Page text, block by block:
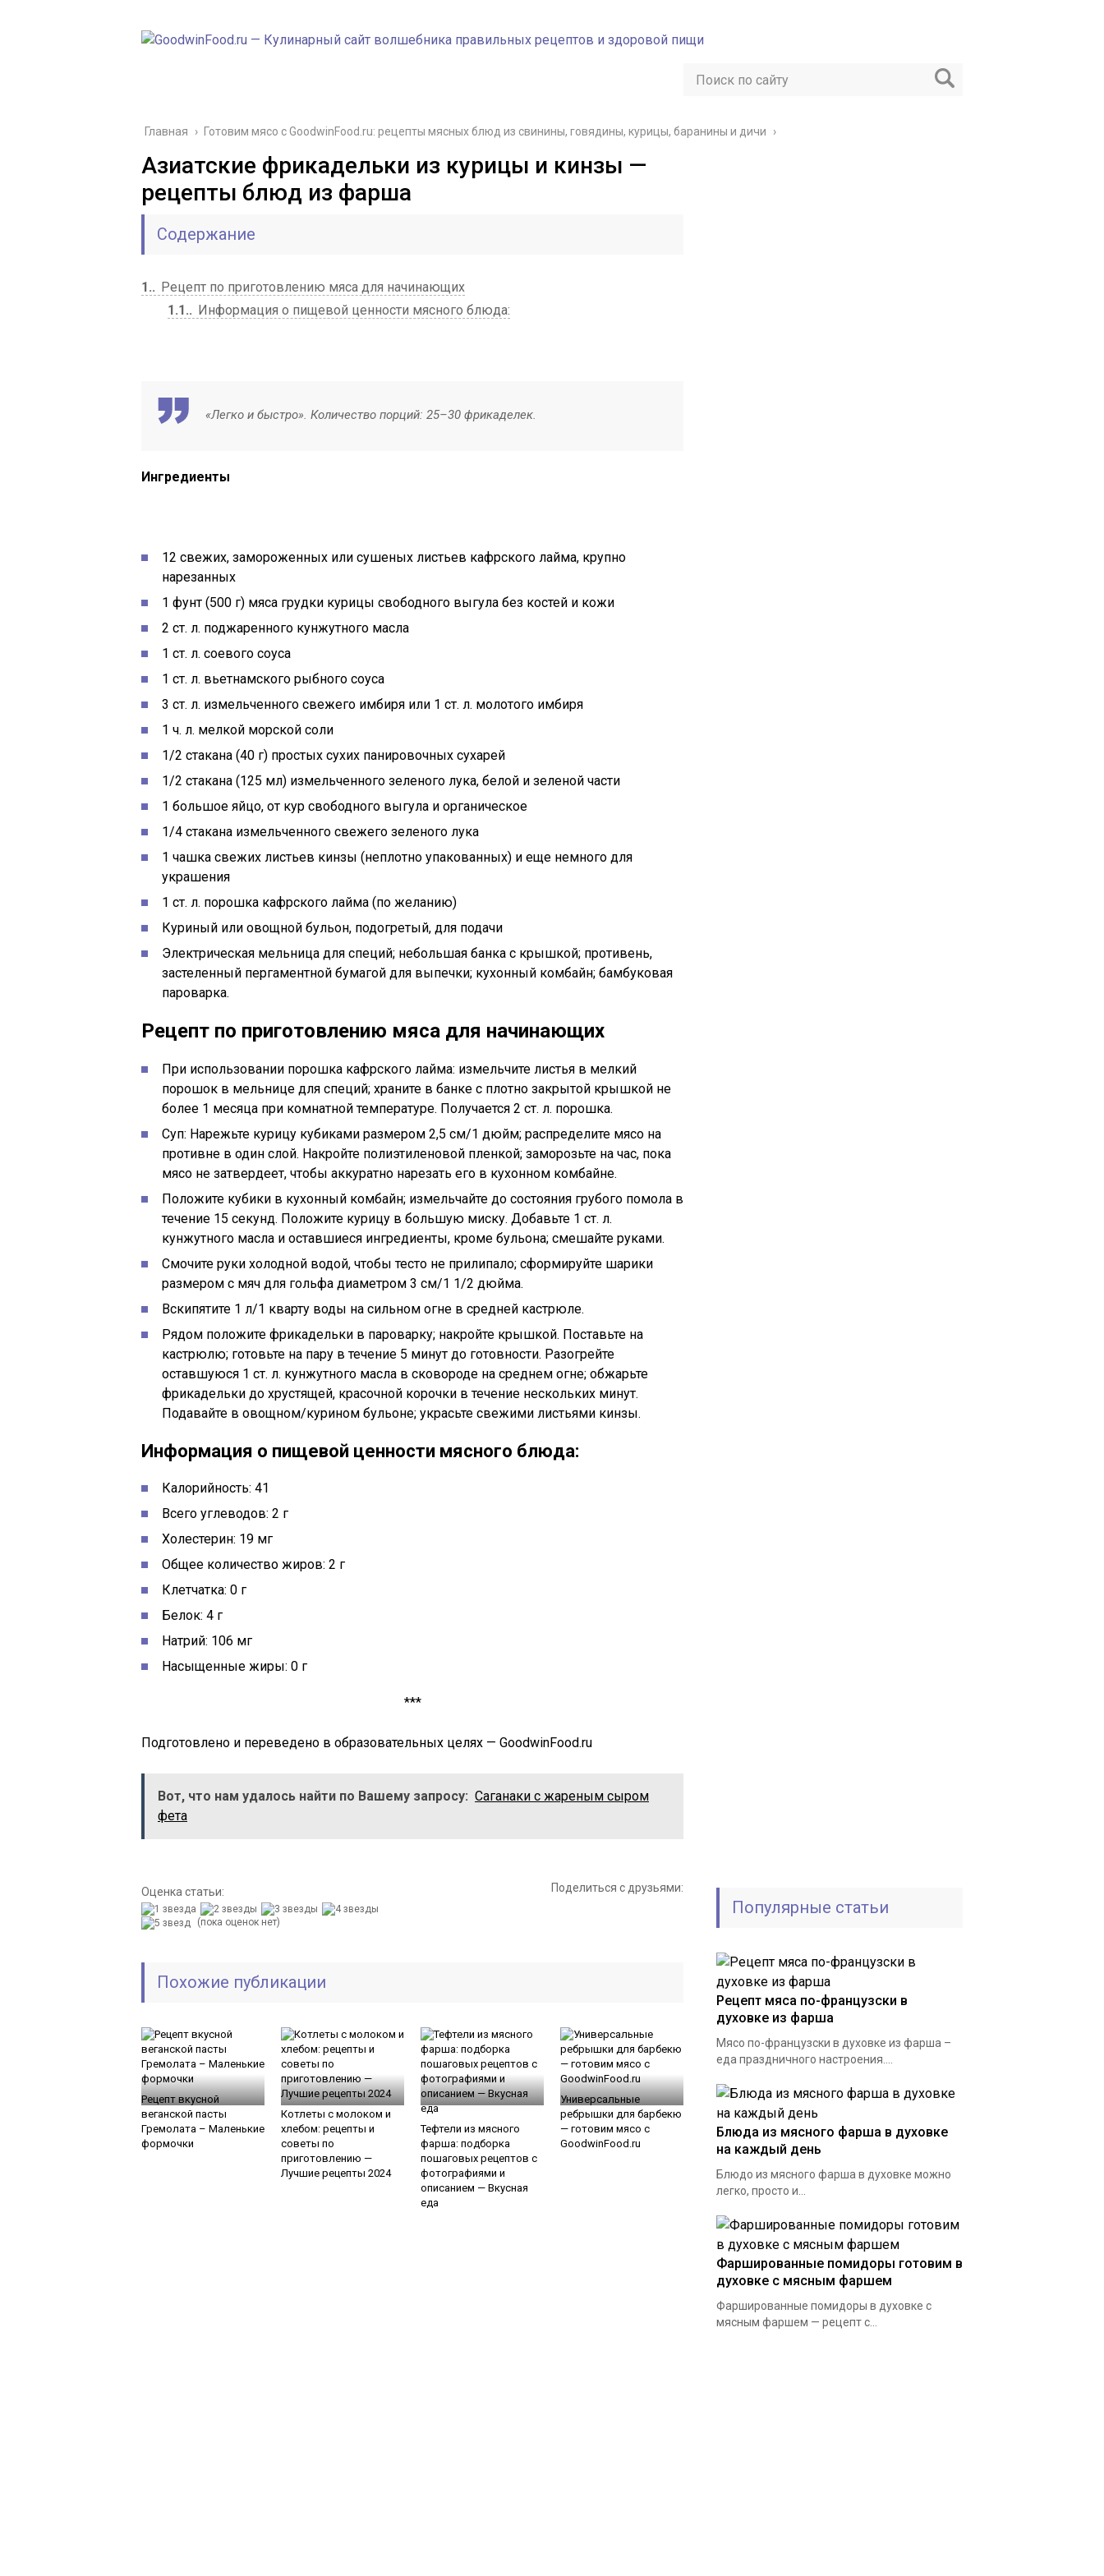
Главная › Готовим мясо с GoodwinFood.ru: рецепты мясных блюд из свинины, говядины, курицы, баранины и дичи ›
Азиатские фрикадельки из курицы и кинзы —
рецепты блюд из фарша
Содержание
1.
Рецепт по приготовлению мяса для начинающих
1.1.
Информация о пищевой ценности мясного блюда:
«Легко и быстро». Количество порций: 25–30 фрикаделек.
Ингредиенты
12 свежих, замороженных или сушеных листьев кафрского лайма, крупно
нарезанных
1 фунт (500 г) мяса грудки курицы свободного выгула без костей и кожи
2 ст. л. поджаренного кунжутного масла
1 ст. л. соевого соуса
1 ст. л. вьетнамского рыбного соуса
3 ст. л. измельченного свежего имбиря или 1 ст. л. молотого имбиря
1 ч. л. мелкой морской соли
1/2 стакана (40 г) простых сухих панировочных сухарей
1/2 стакана (125 мл) измельченного зеленого лука, белой и зеленой части
1 большое яйцо, от кур свободного выгула и органическое
1/4 стакана измельченного свежего зеленого лука
1 чашка свежих листьев кинзы (неплотно упакованных) и еще немного для
украшения
1 ст. л. порошка кафрского лайма (по желанию)
Куриный или овощной бульон, подогретый, для подачи
Электрическая мельница для специй; небольшая банка с крышкой; противень,
застеленный пергаментной бумагой для выпечки; кухонный комбайн; бамбуковая
пароварка.
Рецепт по приготовлению мяса для начинающих
При использовании порошка кафрского лайма: измельчите листья в мелкий
порошок в мельнице для специй; храните в банке с плотно закрытой крышкой не
более 1 месяца при комнатной температуре. Получается 2 ст. л. порошка.
Суп: Нарежьте курицу кубиками размером 2,5 см/1 дюйм; распределите мясо на
противне в один слой. Накройте полиэтиленовой пленкой; заморозьте на час, пока
мясо не затвердеет, чтобы аккуратно нарезать его в кухонном комбайне.
Положите кубики в кухонный комбайн; измельчайте до состояния грубого помола в
течение 15 секунд. Положите курицу в большую миску. Добавьте 1 ст. л.
кунжутного масла и оставшиеся ингредиенты, кроме бульона; смешайте руками.
Смочите руки холодной водой, чтобы тесто не прилипало; сформируйте шарики
размером с мяч для гольфа диаметром 3 см/1 1/2 дюйма.
Вскипятите 1 л/1 кварту воды на сильном огне в средней кастрюле.
Рядом положите фрикадельки в пароварку; накройте крышкой. Поставьте на
кастрюлю; готовьте на пару в течение 5 минут до готовности. Разогрейте
оставшуюся 1 ст. л. кунжутного масла в сковороде на среднем огне; обжарьте
фрикадельки до хрустящей, красочной корочки в течение нескольких минут.
Подавайте в овощном/курином бульоне; украсьте свежими листьями кинзы.
Информация о пищевой ценности мясного блюда:
Калорийность: 41
Всего углеводов: 2 г
Холестерин: 19 мг
Общее количество жиров: 2 г
Клетчатка: 0 г
Белок: 4 г
Натрий: 106 мг
Насыщенные жиры: 0 г
***
Подготовлено и переведено в образовательных целях — GoodwinFood.ru
Вот, что нам удалось найти по Вашему запросу: Саганаки с жареным сыром
фета
Оценка статьи:
(пока оценок нет)
Поделиться с друзьями:
Похожие публикации
Рецепт вкусной
веганской пасты
Гремолата – Маленькие
формочки
Котлеты с молоком и
хлебом: рецепты и
советы по
приготовлению —
Лучшие рецепты 2024
Тефтели из мясного
фарша: подборка
пошаговых рецептов с
фотографиями и
описанием — Вкусная
еда
Универсальные
ребрышки для барбекю
— готовим мясо с
GoodwinFood.ru
Популярные статьи
Рецепт мяса по-французски в
духовке из фарша
Мясо по-французски в духовке из фарша –
еда праздничного настроения....
Блюда из мясного фарша в духовке
на каждый день
Блюдо из мясного фарша в духовке можно
легко, просто и...
Фаршированные помидоры готовим в
духовке с мясным фаршем
Фаршированные помидоры в духовке с
мясным фаршем — рецепт с...